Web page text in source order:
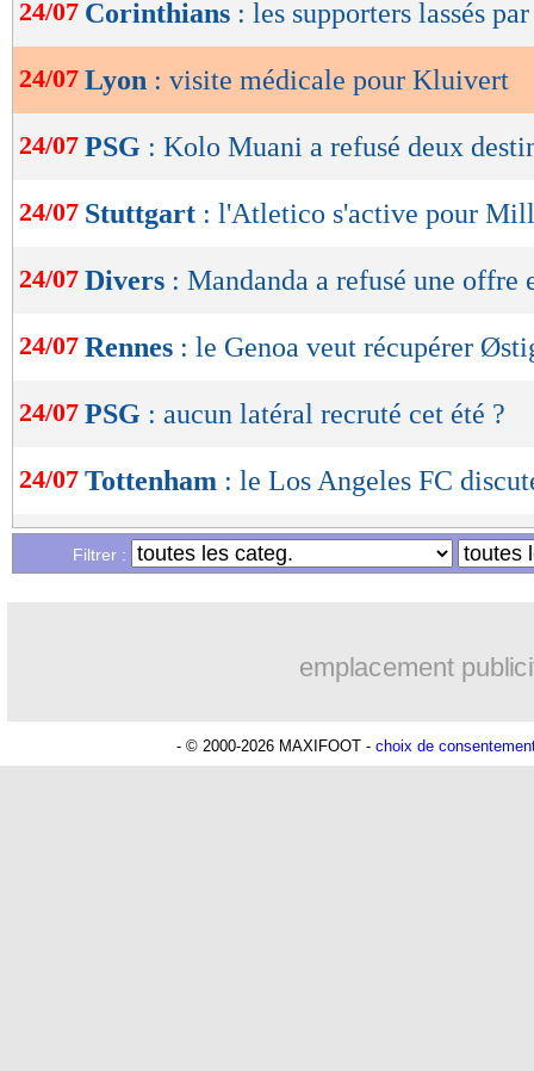
de
OK
24/07 Corinthians : les supporters lassés
24/07 Lyon : visite médicale pour Kluivert
24/07 PSG : Kolo Muani a refusé deux
24/07 Stuttgart : l'Atletico s'active pour
24/07 Divers : Mandanda a refusé une offre
24/07 Rennes : le Genoa veut récupérer
24/07 PSG : aucun latéral recruté cet été ?
24/07 Tottenham : le Los Angeles FC
Liste des brèves du mer. 23 juillet
Filtrer :
emplacement
- © 2000-2026 MAXIFOOT - choix de